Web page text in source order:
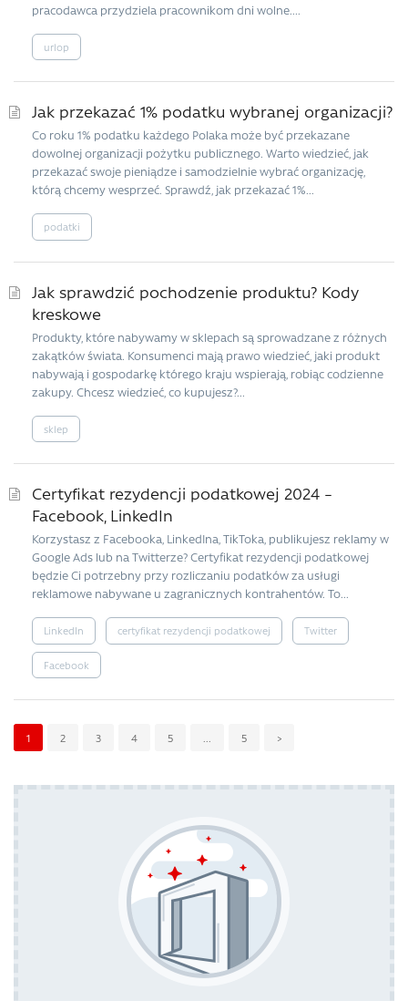
pracodawca przydziela pracownikom dni wolne....
urlop
Jak przekazać 1% podatku wybranej organizacji?
Co roku 1% podatku każdego Polaka może być przekazane
dowolnej organizacji pożytku publicznego. Warto wiedzieć, jak
przekazać swoje pieniądze i samodzielnie wybrać organizację,
którą chcemy wesprzeć. Sprawdź, jak przekazać 1%...
podatki
Jak sprawdzić pochodzenie produktu? Kody
kreskowe
Produkty, które nabywamy w sklepach są sprowadzane z różnych
zakątków świata. Konsumenci mają prawo wiedzieć, jaki produkt
nabywają i gospodarkę którego kraju wspierają, robiąc codzienne
zakupy. Chcesz wiedzieć, co kupujesz?...
sklep
Certyfikat rezydencji podatkowej 2024 –
Facebook, LinkedIn
Korzystasz z Facebooka, LinkedIna, TikToka, publikujesz reklamy w
Google Ads lub na Twitterze? Certyfikat rezydencji podatkowej
będzie Ci potrzebny przy rozliczaniu podatków za usługi
reklamowe nabywane u zagranicznych kontrahentów. To...
LinkedIn certyfikat rezydencji podatkowej Twitter
Facebook
1 2 3 4 5 ... 5 >